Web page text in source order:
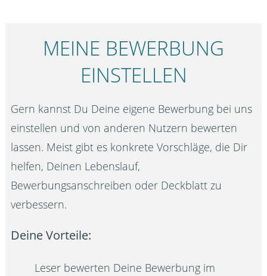
MEINE BEWERBUNG
EINSTELLEN
Gern kannst Du Deine eigene Bewerbung bei uns
einstellen und von anderen Nutzern bewerten
lassen. Meist gibt es konkrete Vorschläge, die Dir
helfen, Deinen Lebenslauf,
Bewerbungsanschreiben oder Deckblatt zu
verbessern.
Deine Vorteile:
Leser bewerten Deine Bewerbung im